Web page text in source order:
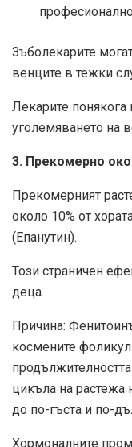
Зъболекарите
венците в тежки
Лекарите понякога
уголемяването на
3. Прекомерно
Прекомерният
около 10% от
(Епанутин).
Този страничен
деца.
Причина:
космените
цикъла на растежа
до по-гъста и по-
Хормоналните